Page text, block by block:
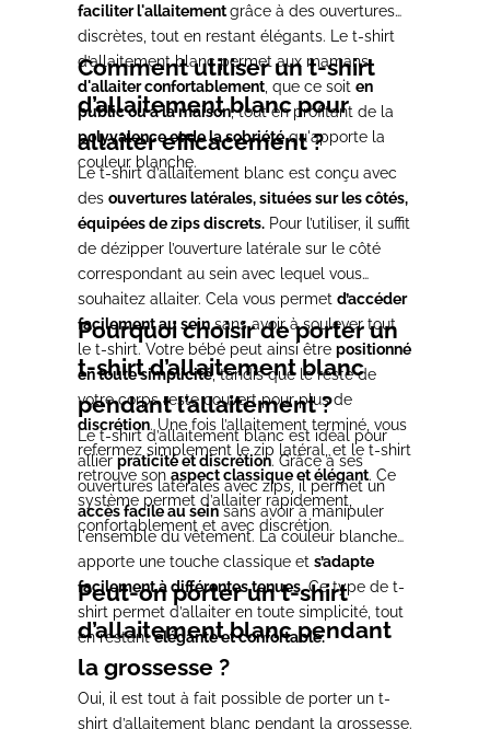
faciliter l'allaitementgrâce à des ouvertures
discrètes, tout en restant élégants. Le t-shirt
d’allaitement blanc permet aux mamans
d'allaiter confortablement, que ce soit en
public ou à la maison, tout en profitant de la
polyvalence et de la sobriétéqu'apporte la
couleur blanche.
Comment utiliser un t-shirt
d’allaitement blanc pour
allaiter efficacement ?
Le t-shirt d’allaitement blanc est conçu avec
des ouvertures latérales, situées sur les côtés,
équipées de zips discrets. Pour l’utiliser, il suffit
de dézipper l’ouverture latérale sur le côté
correspondant au sein avec lequel vous
souhaitez allaiter. Cela vous permet d’accéder
facilement au seinsans avoir à soulever tout
le t-shirt. Votre bébé peut ainsi être positionné
en toute simplicité, tandis que le reste de
votre corps reste couvert pour plus de
discrétion. Une fois l’allaitement terminé, vous
refermez simplement le zip latéral, et le t-shirt
retrouve son aspect classique et élégant. Ce
système permet d’allaiter rapidement,
confortablement et avec discrétion.
Pourquoi choisir de porter un
t-shirt d’allaitement blanc
pendant l’allaitement ?
Le t-shirt d’allaitement blanc est idéal pour
allierpraticité et discrétion. Grâce à ses
ouvertures latérales avec zips, il permet un
accès facile au seinsans avoir à manipuler
l'ensemble du vêtement. La couleur blanche
apporte une touche classique et s’adapte
facilement à différentes tenues.Ce type de t-
shirt permet d’allaiter en toute simplicité, tout
en restantélégante et confortable.
Peut-on porter un t-shirt
d’allaitement blanc pendant
la grossesse ?
Oui, il est tout à fait possible de porter un t-
shirt d’allaitement blanc pendant la grossesse.